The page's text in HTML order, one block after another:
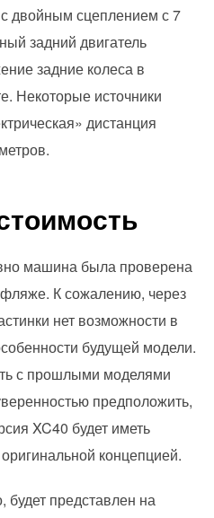
двойным сцеплением с 7
задний двигатель
задние колеса в
Некоторые источники
дистанция
машина была проверена
К сожалению, через
нет возможности в
будущей модели.
с прошлыми моделями
предположить,
XC40 будет иметь
концепцией.
будет представлен на